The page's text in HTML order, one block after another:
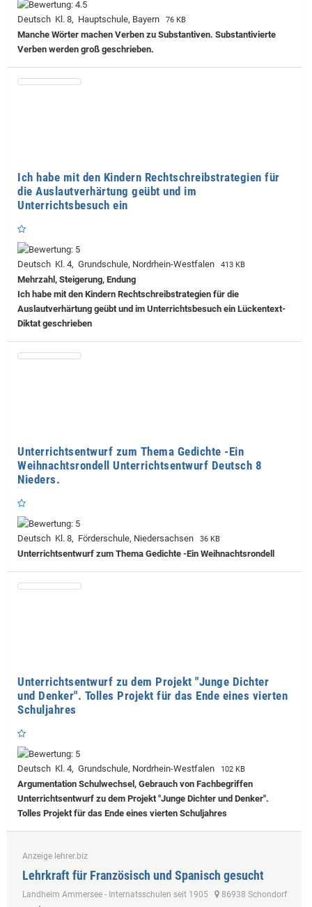
Deutsch Kl. 8, Hauptschule, Bayern 76 KB
Manche Wörter machen Verben zu Substantiven. Substantivierte
Verben werden groß geschrieben.
Ich habe mit den Kindern Rechtschreibstrategien für
die Auslautverhärtung geübt und im
Unterrichtsbesuch ein
Deutsch Kl. 4, Grundschule, Nordrhein-Westfalen 413 KB
Mehrzahl, Steigerung, Endung
Ich habe mit den Kindern Rechtschreibstrategien für die
Auslautverhärtung geübt und im Unterrichtsbesuch ein Lückentext-
Diktat geschrieben
Unterrichtsentwurf zum Thema Gedichte -Ein
Weihnachtsrondell Unterrichtsentwurf Deutsch 8
Nieders.
Deutsch Kl. 8, Förderschule, Niedersachsen 36 KB
Unterrichtsentwurf zum Thema Gedichte -Ein Weihnachtsrondell
Unterrichtsentwurf zu dem Projekt "Junge Dichter
und Denker". Tolles Projekt für das Ende eines vierten
Schuljahres
Deutsch Kl. 4, Grundschule, Nordrhein-Westfalen 102 KB
Argumentation Schulwechsel, Gebrauch von Fachbegriffen
Unterrichtsentwurf zu dem Projekt "Junge Dichter und Denker".
Tolles Projekt für das Ende eines vierten Schuljahres
Anzeige lehrer.biz
Lehrkraft für Französisch und Spanisch gesucht
Landheim Ammersee - Internatsschulen seit 1905
86938 Schondorf